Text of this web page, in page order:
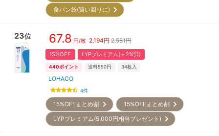
食パン袋(買い回りに)
23位 67.8 円/枚 2,194円 2,581円
15%OFF LYPプレミアム(＋2%㌽)
440ポイント 送料550円 34枚入
LOHACO
4件
15%OFFまとめ割
15%OFFまとめ割
LYPプレミアム(5,000円相当プレゼント)